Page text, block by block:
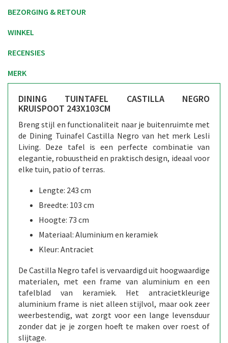
BEZORGING & RETOUR
WINKEL
RECENSIES
MERK
DINING TUINTAFEL CASTILLA NEGRO
KRUISPOOT 243X103CM
Breng stijl en functionaliteit naar je buitenruimte met
de Dining Tuinafel Castilla Negro van het merk Lesli
Living. Deze tafel is een perfecte combinatie van
elegantie, robuustheid en praktisch design, ideaal voor
elke tuin, patio of terras.
Lengte: 243 cm
Breedte: 103 cm
Hoogte: 73 cm
Materiaal: Aluminium en keramiek
Kleur: Antraciet
De Castilla Negro tafel is vervaardigd uit hoogwaardige
materialen, met een frame van aluminium en een
tafelblad van keramiek. Het antracietkleurige
aluminium frame is niet alleen stijlvol, maar ook zeer
weerbestendig, wat zorgt voor een lange levensduur
zonder dat je je zorgen hoeft te maken over roest of
slijtage.